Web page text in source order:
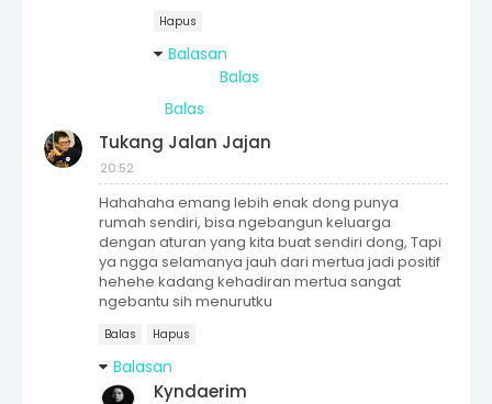
Hapus
Balasan
Balas
Balas
Tukang Jalan Jajan
20:52
Hahahaha emang lebih enak dong punya
rumah sendiri, bisa ngebangun keluarga
dengan aturan yang kita buat sendiri dong, Tapi
ya ngga selamanya jauh dari mertua jadi positif
hehehe kadang kehadiran mertua sangat
ngebantu sih menurutku
Balas Hapus
Balasan
Kyndaerim